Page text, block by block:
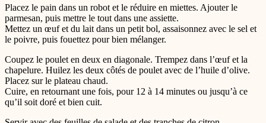
Placez le pain dans un robot et le réduire en miettes. Ajouter le
parmesan, puis mettre le tout dans une assiette.
Mettez un œuf et du lait dans un petit bol, assaisonnez avec le sel et
le poivre, puis fouettez pour bien mélanger.
Coupez le poulet en deux en diagonale. Trempez dans l’œuf et la
chapelure. Huilez les deux côtés de poulet avec de l’huile d’olive.
Placez sur le plateau chaud.
Cuire, en retournant une fois, pour 12 à 14 minutes ou jusqu’à ce
qu’il soit doré et bien cuit.